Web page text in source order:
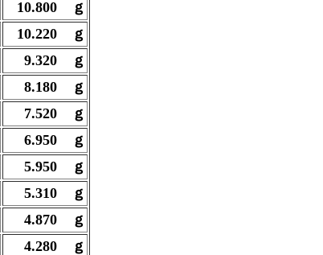
10.800 ｇ
10.220
ｇ
9.320 ｇ
8.180
ｇ
7.520
ｇ
6.950
ｇ
5.950
ｇ
5.310
ｇ
4.870
ｇ
4.280
ｇ